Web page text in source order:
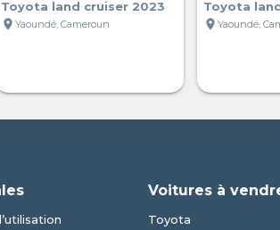
Toyota land cruiser 2023
location_on Yaoundé, Cameroun
Toyota
location_on Yaoundé,
Voitures à
Toyota